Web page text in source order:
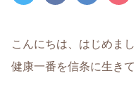
こんにちは、はじめまし
健康一番を信条に生き